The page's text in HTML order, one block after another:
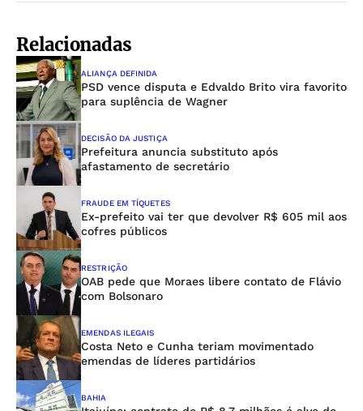
Relacionadas
ALIANÇA DEFINIDA
PSD vence disputa e Edvaldo Brito vira favorito
para suplência de Wagner
DECISÃO DA JUSTIÇA
Prefeitura anuncia substituto após
afastamento de secretário
FRAUDE EM TÍQUETES
Ex-prefeito vai ter que devolver R$ 605 mil aos
cofres públicos
RESTRIÇÃO
OAB pede que Moraes libere contato de Flávio
com Bolsonaro
EMENDAS ILEGAIS
Costa Neto e Cunha teriam movimentado
emendas de líderes partidários
BAHIA